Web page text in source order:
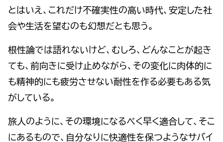
とはいえ、これだけ不確実性の高い時代、安定した社
会や生活を望むのも幻想だとも思う。
根性論では語れないけど、むしろ、どんなことが起き
ても、前向きに受け止めながら、その変化に肉体的に
も精神的にも疲労させない耐性を作る必要もある気
がしている。
旅人のように、その環境になるべく早く適合して、そこ
にあるもので、自分なりに快適性を保つようなサバイ